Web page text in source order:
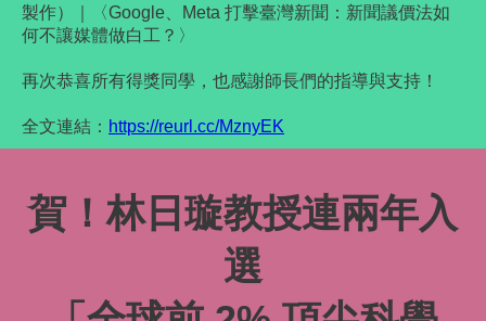
製作）｜〈Google、Meta 打擊臺灣新聞：新聞議價法如
何不讓媒體做白工？〉
再次恭喜所有得獎同學，也感謝師長們的指導與支持！
全文連結： https://reurl.cc/MznyEK
賀！林日璇教授連兩年入
選